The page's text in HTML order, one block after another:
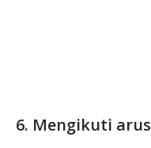
6. Mengikuti arus